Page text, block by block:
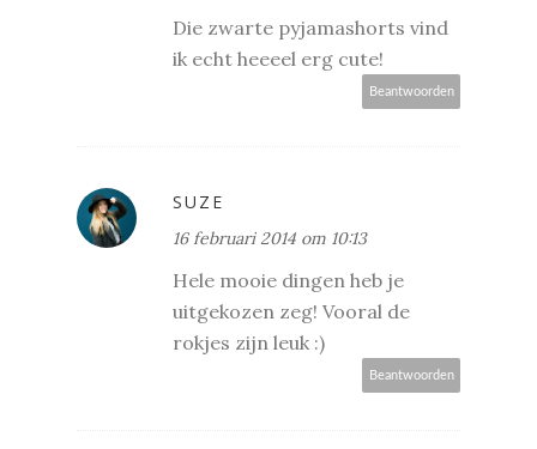
Die zwarte pyjamashorts vind
ik echt heeeel erg cute!
Beantwoorden
SUZE
16 februari 2014 om 10:13
Hele mooie dingen heb je
uitgekozen zeg! Vooral de
rokjes zijn leuk :)
Beantwoorden